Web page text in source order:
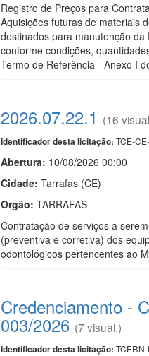
Registro de Preços para
Aquisições futuras de materiais
destinados para manutenção
conforme condições,
Termo de Referência - Anexo I
2026.07.22.1 (16
Identificador desta licitação: TCE-
Abertura: 10/08/2026 00:00
Cidade: Tarrafas (CE)
Orgão: TARRAFAS
Contratação de serviços a
(preventiva e corretiva) dos
odontológicos pertencentes ao
Credenciamento -
003/2026 (7 visual.)
Identificador desta licitação: